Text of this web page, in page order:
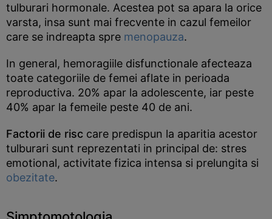
tulburari hormonale. Acestea pot sa apara la orice
varsta, insa sunt mai frecvente in cazul femeilor
care se indreapta spre menopauza.
In general, hemoragiile disfunctionale afecteaza
toate categoriile de femei aflate in perioada
reproductiva. 20% apar la adolescente, iar peste
40% apar la femeile peste 40 de ani.
Factorii de risc care predispun la aparitia acestor
tulburari sunt reprezentati in principal de: stres
emotional, activitate fizica intensa si prelungita si
obezitate.